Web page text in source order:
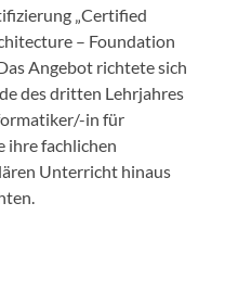
„Certified
– Foundation
Angebot richtete sich
des dritten Lehrjahres
in für
ihre fachlichen
Unterricht hinaus